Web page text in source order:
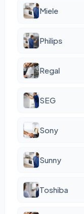
Miele
Philips
Regal
SEG
Sony
Sunny
Toshiba